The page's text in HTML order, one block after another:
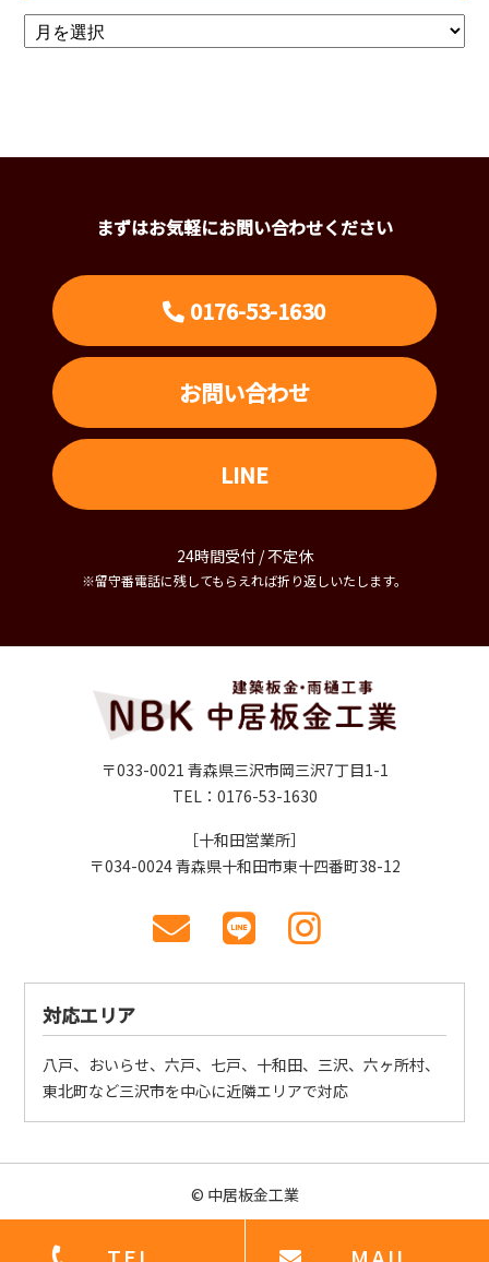
まずはお気軽にお問い合わせください
0176-53-1630
お問い合わせ
LINE
24時間受付 / 不定休
※留守番電話に残してもらえれば折り返しいたします。
〒033-0021 青森県三沢市岡三沢7丁目1-1
［十和田営業所］
〒034-0024 青森県十和田市東十四番町38-12
TEL：0176-53-1630
対応エリア
八戸、おいらせ、六戸、七戸、十和田、三沢、六ヶ所村、
東北町など三沢市を中心に近隣エリアで対応
© 中居板金工業